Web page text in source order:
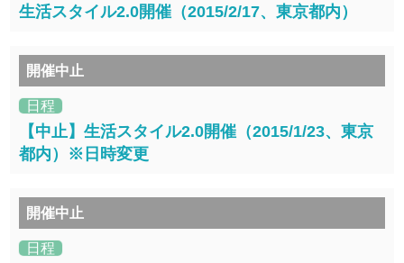
生活スタイル2.0開催（2015/2/17、東京都内）
開催中止
日程
【中止】生活スタイル2.0開催（2015/1/23、東京
都内）※日時変更
開催中止
日程